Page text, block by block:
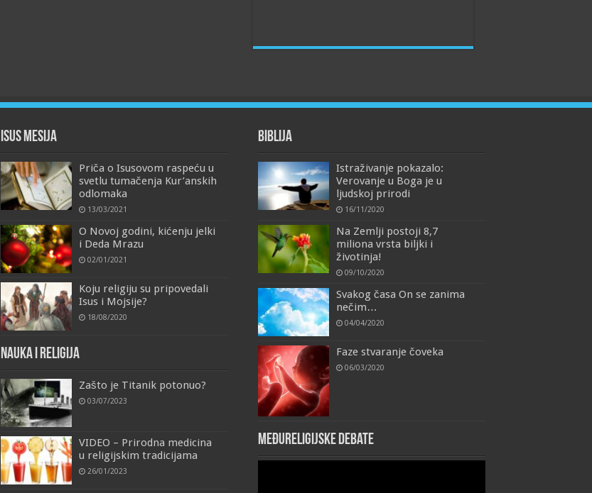
Isus Mesija
Priča o Isusovom raspeću u
svetlu tumačenja Kur’anskih
odlomaka
13/03/2021
O Novoj godini, kićenju jelki
i Deda Mrazu
02/01/2021
Koju religiju su pripovedali
Isus i Mojsije?
18/08/2020
Nauka i religija
Zašto je Titanik potonuo?
03/07/2023
VIDEO – Prirodna medicina
u religijskim tradicijama
26/01/2023
Biblija
Istraživanje pokazalo:
Verovanje u Boga je u
ljudskoj prirodi
16/11/2020
Na Zemlji postoji 8,7
miliona vrsta biljki i
životinja!
09/10/2020
Svakog časa On se zanima
nečim…
04/04/2020
Faze stvaranje čoveka
06/03/2020
Međureligijske debate